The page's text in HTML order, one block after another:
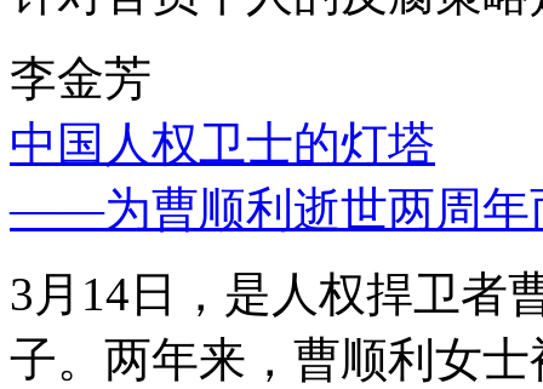
李金芳
中国人权卫士的灯塔
——为曹顺利逝世两周年
3月14日，是人权捍卫者
子。两年来，曹顺利女